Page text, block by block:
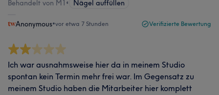
Behandelt von M1 • Nägel auffüllen
Anonymous•vor etwa 7 Stunden Verifizierte Bewertung
Ich war ausnahmsweise hier da in meinem Studio
spontan kein Termin mehr frei war. Im Gegensatz zu
meinem Studio haben die Mitarbeiter hier komplett